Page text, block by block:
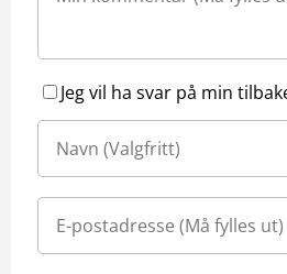
Jeg vil ha svar på min